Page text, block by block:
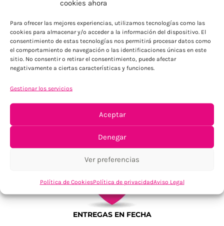
cookies ahora
Para ofrecer las mejores experiencias, utilizamos tecnologías como las
cookies para almacenar y/o acceder a la información del dispositivo. El
consentimiento de estas tecnologías nos permitirá procesar datos como
el comportamiento de navegación o las identificaciones únicas en este
sitio. No consentir o retirar el consentimiento, puede afectar
negativamente a ciertas características y funciones.
Gestionar los servicios
Aceptar
Denegar
Ver preferencias
Política de CookiesPolítica de privacidadAviso Legal
TU SATISFACCIÓN = LA NUESTRA
Tu confianza, nuestro objetivo
ENTREGAS EN FECHA